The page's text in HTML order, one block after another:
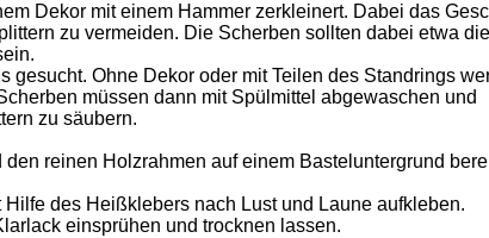
Dekor mit einem Hammer zerkleinert. Dabei das
zu vermeiden. Die Scherben sollten dabei etwa
Ohne Dekor oder mit Teilen des Standrings
müssen dann mit Spülmittel abgewaschen und
zu säubern.
reinen Holzrahmen auf einem Basteluntergrund
des Heißklebers nach Lust und Laune aufkleben.
einsprühen und trocknen lassen.